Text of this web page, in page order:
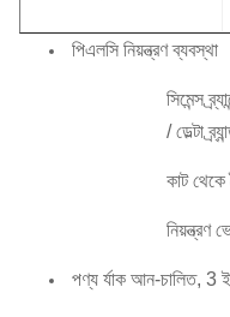
পিএলসি নিয়ন্ত্রণ ব্যবস্থা
সিমেন্স
/ ডেল্টা
কাট থেকে
নিয়ন্ত্রণ
পণ্য র্যাক আন-চালিত, 3